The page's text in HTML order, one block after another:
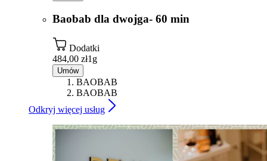
Baobab dla dwojga- 60 min
Dodatki
484,00 zł1g
Umów
BAOBAB
BAOBAB
Odkryj więcej usług